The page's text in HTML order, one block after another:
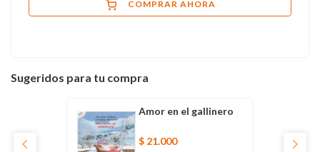
COMPRAR AHORA
Sugeridos para tu compra
Amor en el gallinero
$ 21.000